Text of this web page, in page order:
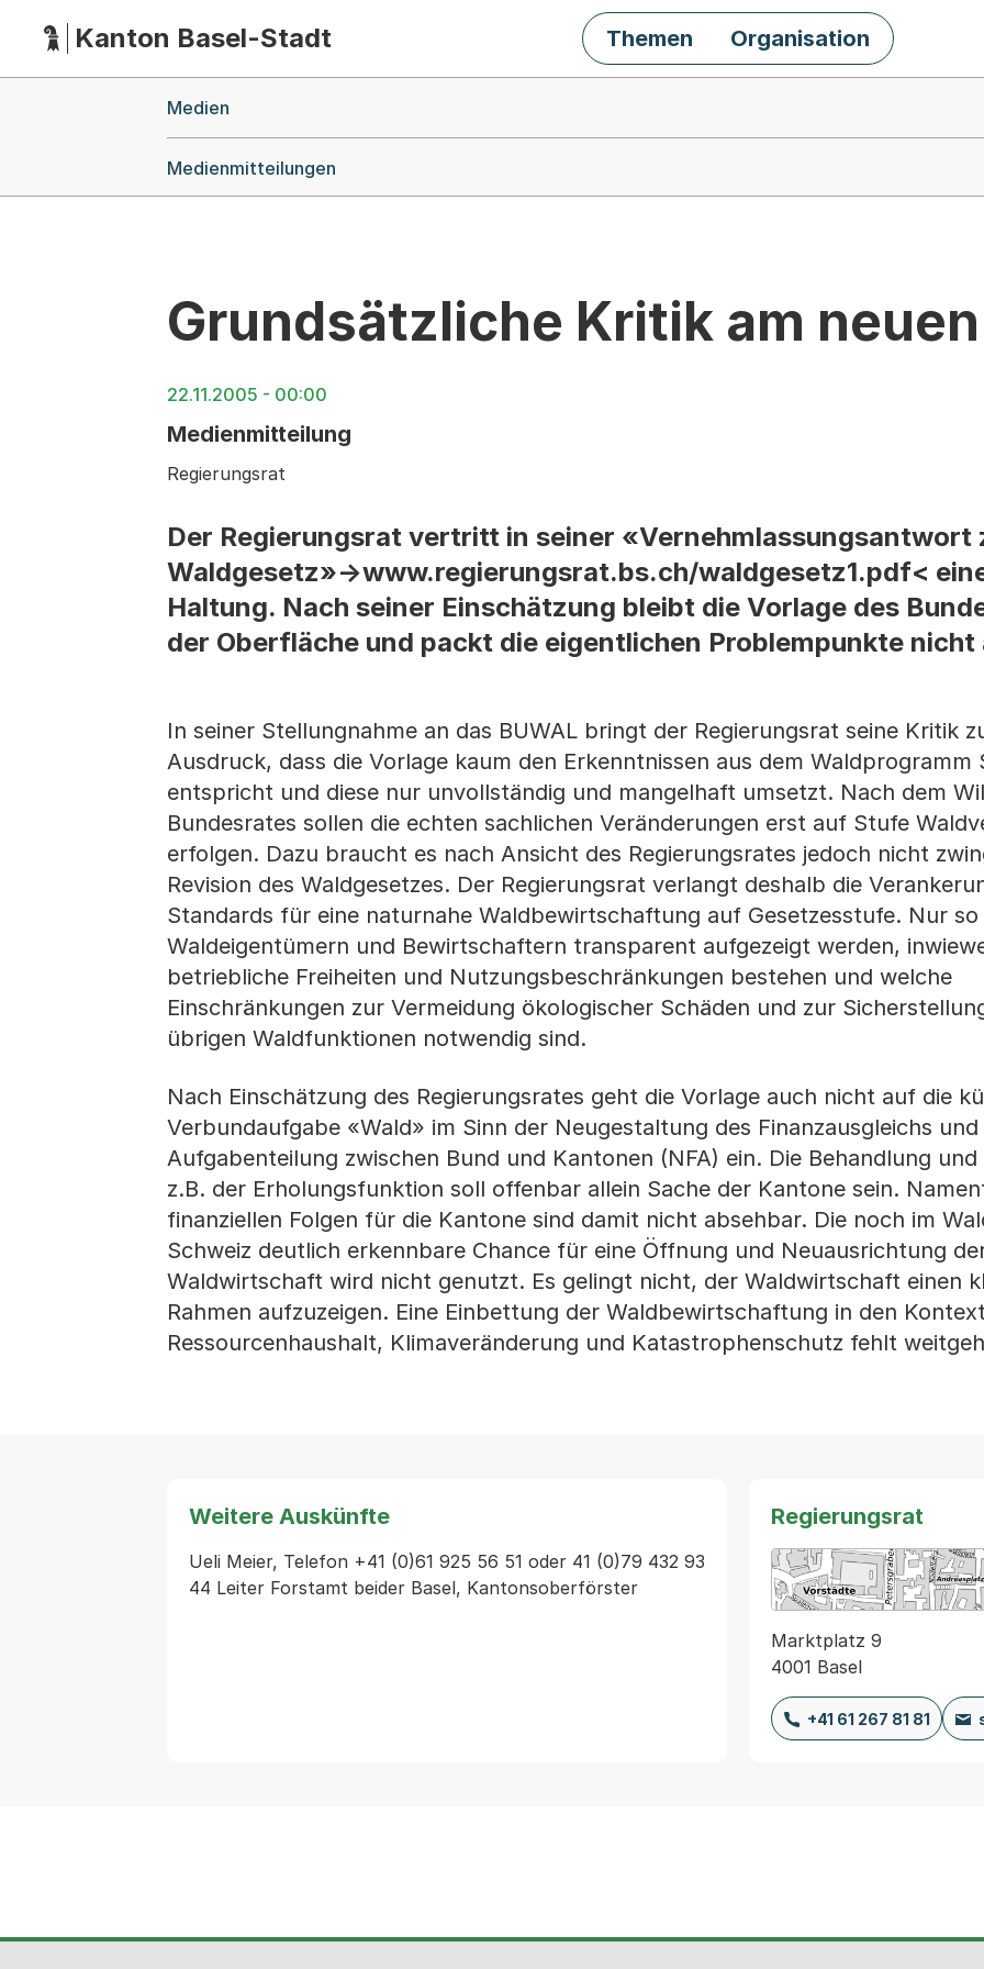
HauptnavigationKanton Basel-Stadt Themen Organisation
Medien
Medienmitteilungen
Grundsätzliche Kritik am
22.11.2005 - 00:00
Medienmitteilung
Regierungsrat
Der Regierungsrat vertritt in seiner «Vernehmlassungsantwort
Waldgesetz»->www.regierungsrat.bs.ch/waldgesetz1.pdf<
Haltung. Nach seiner Einschätzung bleibt die Vorlage des
der Oberfläche und packt die eigentlichen Problempunkte nicht
In seiner Stellungnahme an das BUWAL bringt der Regierungsrat seine Kritik
Ausdruck, dass die Vorlage kaum den Erkenntnissen aus dem Waldprogramm
entspricht und diese nur unvollständig und mangelhaft umsetzt. Nach dem
Bundesrates sollen die echten sachlichen Veränderungen erst auf Stufe
erfolgen. Dazu braucht es nach Ansicht des Regierungsrates jedoch nicht
Revision des Waldgesetzes. Der Regierungsrat verlangt deshalb die
Standards für eine naturnahe Waldbewirtschaftung auf Gesetzesstufe. Nur so
Waldeigentümern und Bewirtschaftern transparent aufgezeigt werden,
betriebliche Freiheiten und Nutzungsbeschränkungen bestehen und welche
Einschränkungen zur Vermeidung ökologischer Schäden und zur
übrigen Waldfunktionen notwendig sind.
Nach Einschätzung des Regierungsrates geht die Vorlage auch nicht auf die
Verbundaufgabe «Wald» im Sinn der Neugestaltung des Finanzausgleichs
Aufgabenteilung zwischen Bund und Kantonen (NFA) ein. Die Behandlung und
z.B. der Erholungsfunktion soll offenbar allein Sache der Kantone sein.
finanziellen Folgen für die Kantone sind damit nicht absehbar. Die noch im
Schweiz deutlich erkennbare Chance für eine Öffnung und Neuausrichtung
Waldwirtschaft wird nicht genutzt. Es gelingt nicht, der Waldwirtschaft einen
Rahmen aufzuzeigen. Eine Einbettung der Waldbewirtschaftung in den
Ressourcenhaushalt, Klimaveränderung und Katastrophenschutz fehlt
Weitere Auskünfte
Ueli Meier, Telefon +41 (0)61 925 56 51 oder 41 (0)79 432 93
44 Leiter Forstamt beider Basel, Kantonsoberförster
Regierungsrat
Marktplatz 9
4001 Basel
+41 61 267 81 81